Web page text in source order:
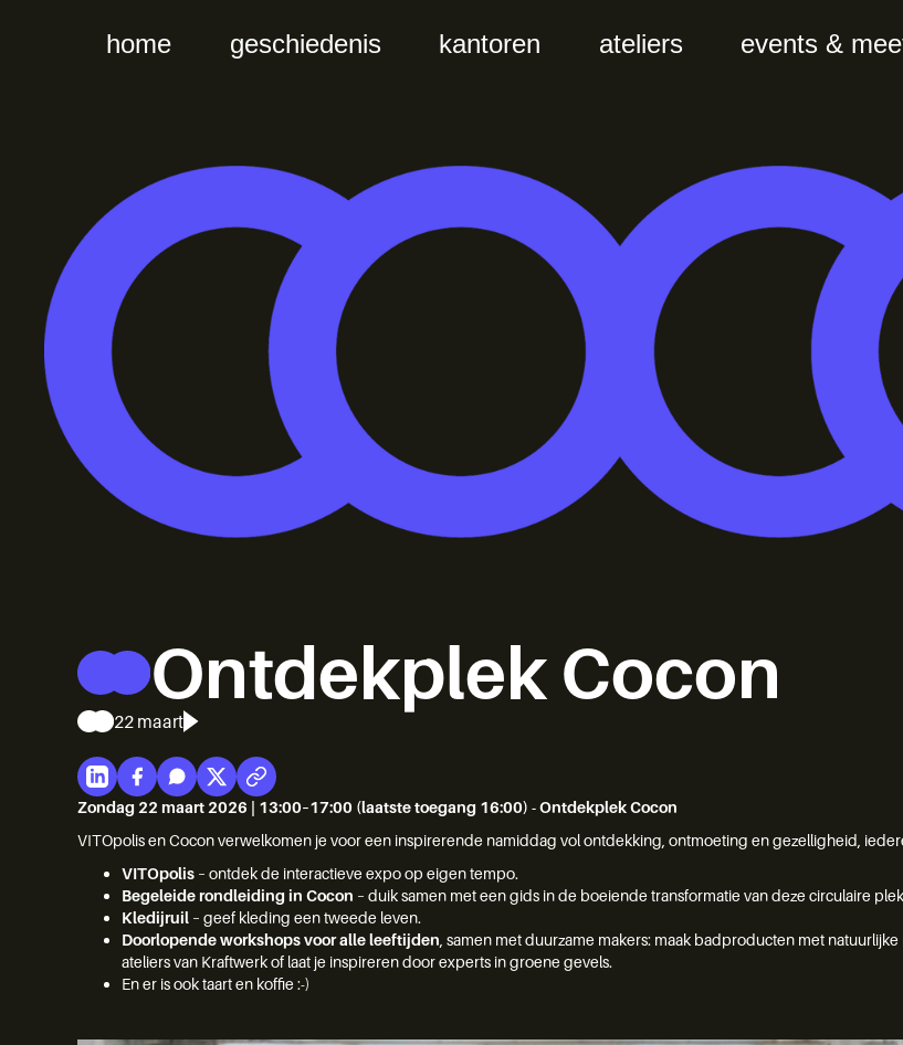
home geschiedenis kantoren ateliers events &
Ontdekplek Cocon
22 maart
Zondag 22 maart 2026 | 13:00–17:00 (laatste toegang 16:00) - Ontdekplek Cocon
VITOpolis en Cocon verwelkomen je voor een inspirerende namiddag vol ontdekking, ontmoeting en gezelligheid,
VITOpolis – ontdek de interactieve expo op eigen tempo.
Begeleide rondleiding in Cocon – duik samen met een gids in de boeiende transformatie van deze circulaire
Kledijruil – geef kleding een tweede leven.
Doorlopende workshops voor alle leeftijden , samen met duurzame makers: maak badproducten met
ateliers van Kraftwerk of laat je inspireren door experts in groene gevels.
En er is ook taart en koffie :-)